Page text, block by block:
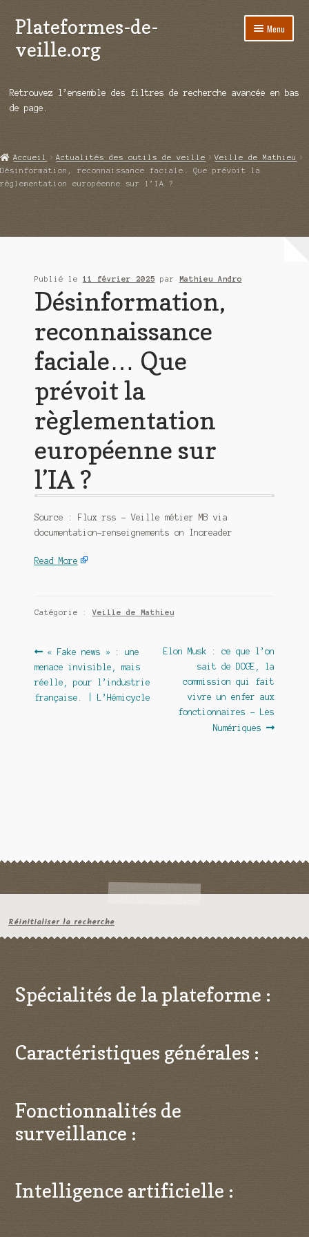
Aller
à
la
Aller
au
contenu
Plateformes-de-
veille.org
Menu
Répertoire d’ouitils
Démos vidéos
Qui sommes-nous ?
Retrouvez l’ensemble des filtres de recherche avancée en bas
de page.
Accueil Actualités des outils de veille
Veille de Mathieu
Désinformation, reconnaissance faciale… Que prévoit la
règlementation européenne sur l’IA ?
Publié le 11 février 2025 par Mathieu Andro
Désinformation,
reconnaissance
faciale… Que
prévoit la
règlementation
européenne sur
l’IA ?
Source : Flux rss – Veille métier MB via
documentation-renseignements on Inoreader
Read More
Catégorie :Veille de Mathieu
Navigation
de
l’article
Article
précédent :
« Fake news » : une
menace invisible, mais
réelle, pour l’industrie
française. | L’Hémicycle
Article
suivant :
Elon Musk : ce que l’on
sait de DOGE, la
commission qui fait
vivre un enfer aux
fonctionnaires – Les
Numériques
Réinitialiser la recherche
Spécialités de la plateforme :
Caractéristiques générales :
Fonctionnalités de
surveillance :
Intelligence artificielle :